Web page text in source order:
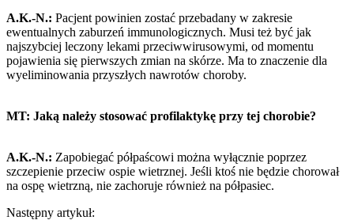
A.K.-N.: Pacjent powinien zostać przebadany w zakresie
ewentualnych zaburzeń immunologicznych. Musi też być jak
najszybciej leczony lekami przeciwwirusowymi, od momentu
pojawienia się pierwszych zmian na skórze. Ma to znaczenie dla
wyeliminowania przyszłych nawrotów choroby.
MT: Jaką należy stosować profilaktykę przy tej chorobie?
A.K.-N.: Zapobiegać półpaścowi można wyłącznie poprzez
szczepienie przeciw ospie wietrznej. Jeśli ktoś nie będzie chorował
na ospę wietrzną, nie zachoruje również na półpasiec.
Następny artykuł: